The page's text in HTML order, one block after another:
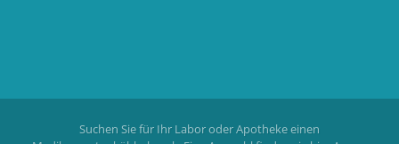
Suchen Sie für Ihr Labor oder Apotheke einen